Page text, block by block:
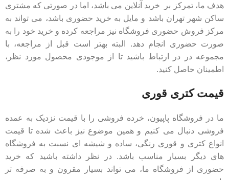
هدف ما، تمرکز بر خرید آنلاین می باشد، اما در صورتی که مشتری
ساکن شهر تهران باشد و مایل به خرید حضوری باشد، می تواند به
مرکز فروش حضوری فروشگاه نیز مراجعه کرده و خرید خود را به
صورت حضوری انجام دهد. البته بهتر است قبل از مراجعه، با
مجموعه در در ارتباط باشید تا از موجودی محصول مورد نظر،
اطمینان حاصل کنید.
قیمت کتری قوری
ما در فروشگاه پاپیون، خرده فروشی را با قیمت نزدیک به عمده
فروشی دنبال می کنیم و همین موضوع نیز باعث شده تا قیمت
انواع کتری و قوری رنگی، ساده و شیشه ای نسبت به فروشگاه
های دیگر بسیار مناسب باشد. در نظر داشته باشید که خرید
حضوری از فروشگاه ما، می تواند بسیار مقرون و به صرفه تر